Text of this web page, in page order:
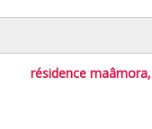
résidence